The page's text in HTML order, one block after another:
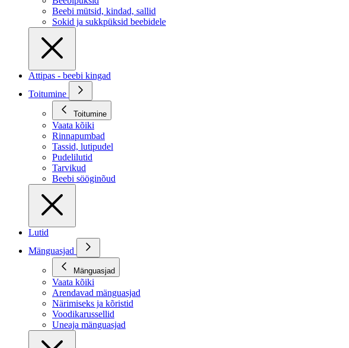
Beebi mütsid, kindad, sallid
Sokid ja sukkpüksid beebidele
Attipas - beebi kingad
Toitumine
Toitumine
Vaata kõiki
Rinnapumbad
Tassid, lutipudel
Pudelilutid
Tarvikud
Beebi sööginõud
Lutid
Mänguasjad
Mänguasjad
Vaata kõiki
Arendavad mänguasjad
Närimiseks ja kõristid
Voodikarussellid
Uneaja mänguasjad